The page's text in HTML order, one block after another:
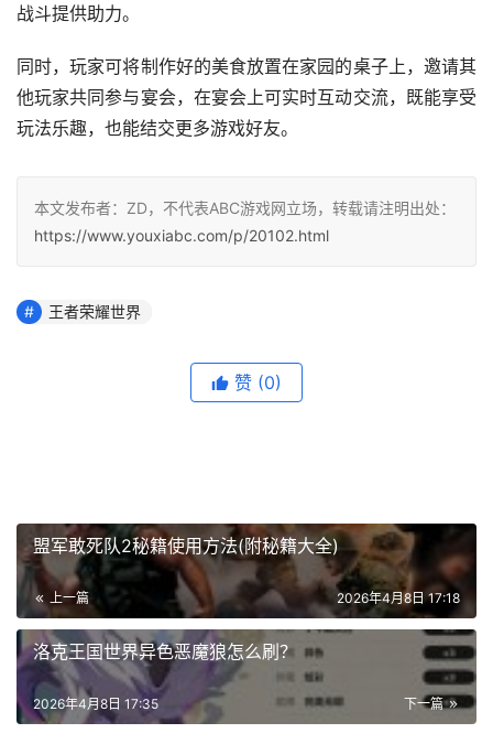
战斗提供助力。
同时，玩家可将制作好的美食放置在家园的桌子上，邀请其
他玩家共同参与宴会，在宴会上可实时互动交流，既能享受
玩法乐趣，也能结交更多游戏好友。
本文发布者：ZD，不代表ABC游戏网立场，转载请注明出处：
https://www.youxiabc.com/p/20102.html
王者荣耀世界
赞 (0)
盟军敢死队2秘籍使用方法(附秘籍大全)
上一篇 2026年4月8日 17:18
洛克王国世界异色恶魔狼怎么刷？
下一篇
2026年4月8日 17:35